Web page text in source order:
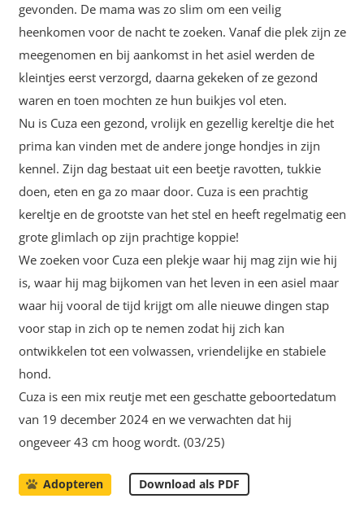
gevonden. De mama was zo slim om een veilig
heenkomen voor de nacht te zoeken. Vanaf die plek zijn ze
meegenomen en bij aankomst in het asiel werden de
kleintjes eerst verzorgd, daarna gekeken of ze gezond
waren en toen mochten ze hun buikjes vol eten.
Nu is Cuza een gezond, vrolijk en gezellig kereltje die het
prima kan vinden met de andere jonge hondjes in zijn
kennel. Zijn dag bestaat uit een beetje ravotten, tukkie
doen, eten en ga zo maar door. Cuza is een prachtig
kereltje en de grootste van het stel en heeft regelmatig een
grote glimlach op zijn prachtige koppie!
We zoeken voor Cuza een plekje waar hij mag zijn wie hij
is, waar hij mag bijkomen van het leven in een asiel maar
waar hij vooral de tijd krijgt om alle nieuwe dingen stap
voor stap in zich op te nemen zodat hij zich kan
ontwikkelen tot een volwassen, vriendelijke en stabiele
hond.
Cuza is een mix reutje met een geschatte geboortedatum
van 19 december 2024 en we verwachten dat hij
ongeveer 43 cm hoog wordt. (03/25)
Adopteren Download als PDF